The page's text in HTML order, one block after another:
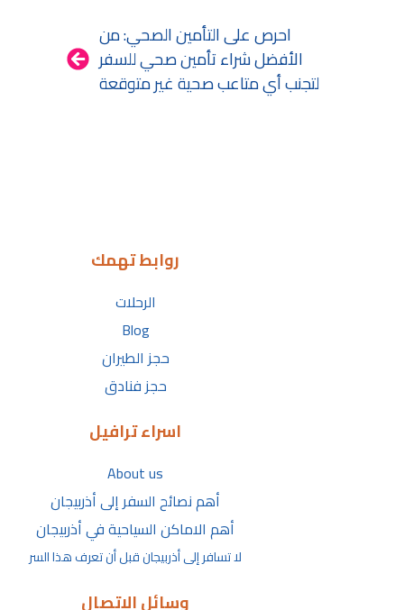
احرص على التأمين الصحي: من
الأفضل شراء تأمين صحي للسفر
لتجنب أي متاعب صحية غير متوقعة
روابط تهمك
الرحلات
Blog
حجز الطيران
حجز فنادق
اسراء ترافيل
About us
أهم نصائح السفر إلى أذربيجان
أهم الاماكن السياحية في أذربيجان
لا تسافر إلى أذربيجان قبل أن تعرف هذا السر
وسائل الاتصال